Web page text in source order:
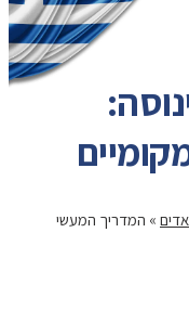
» המדריך המעשי